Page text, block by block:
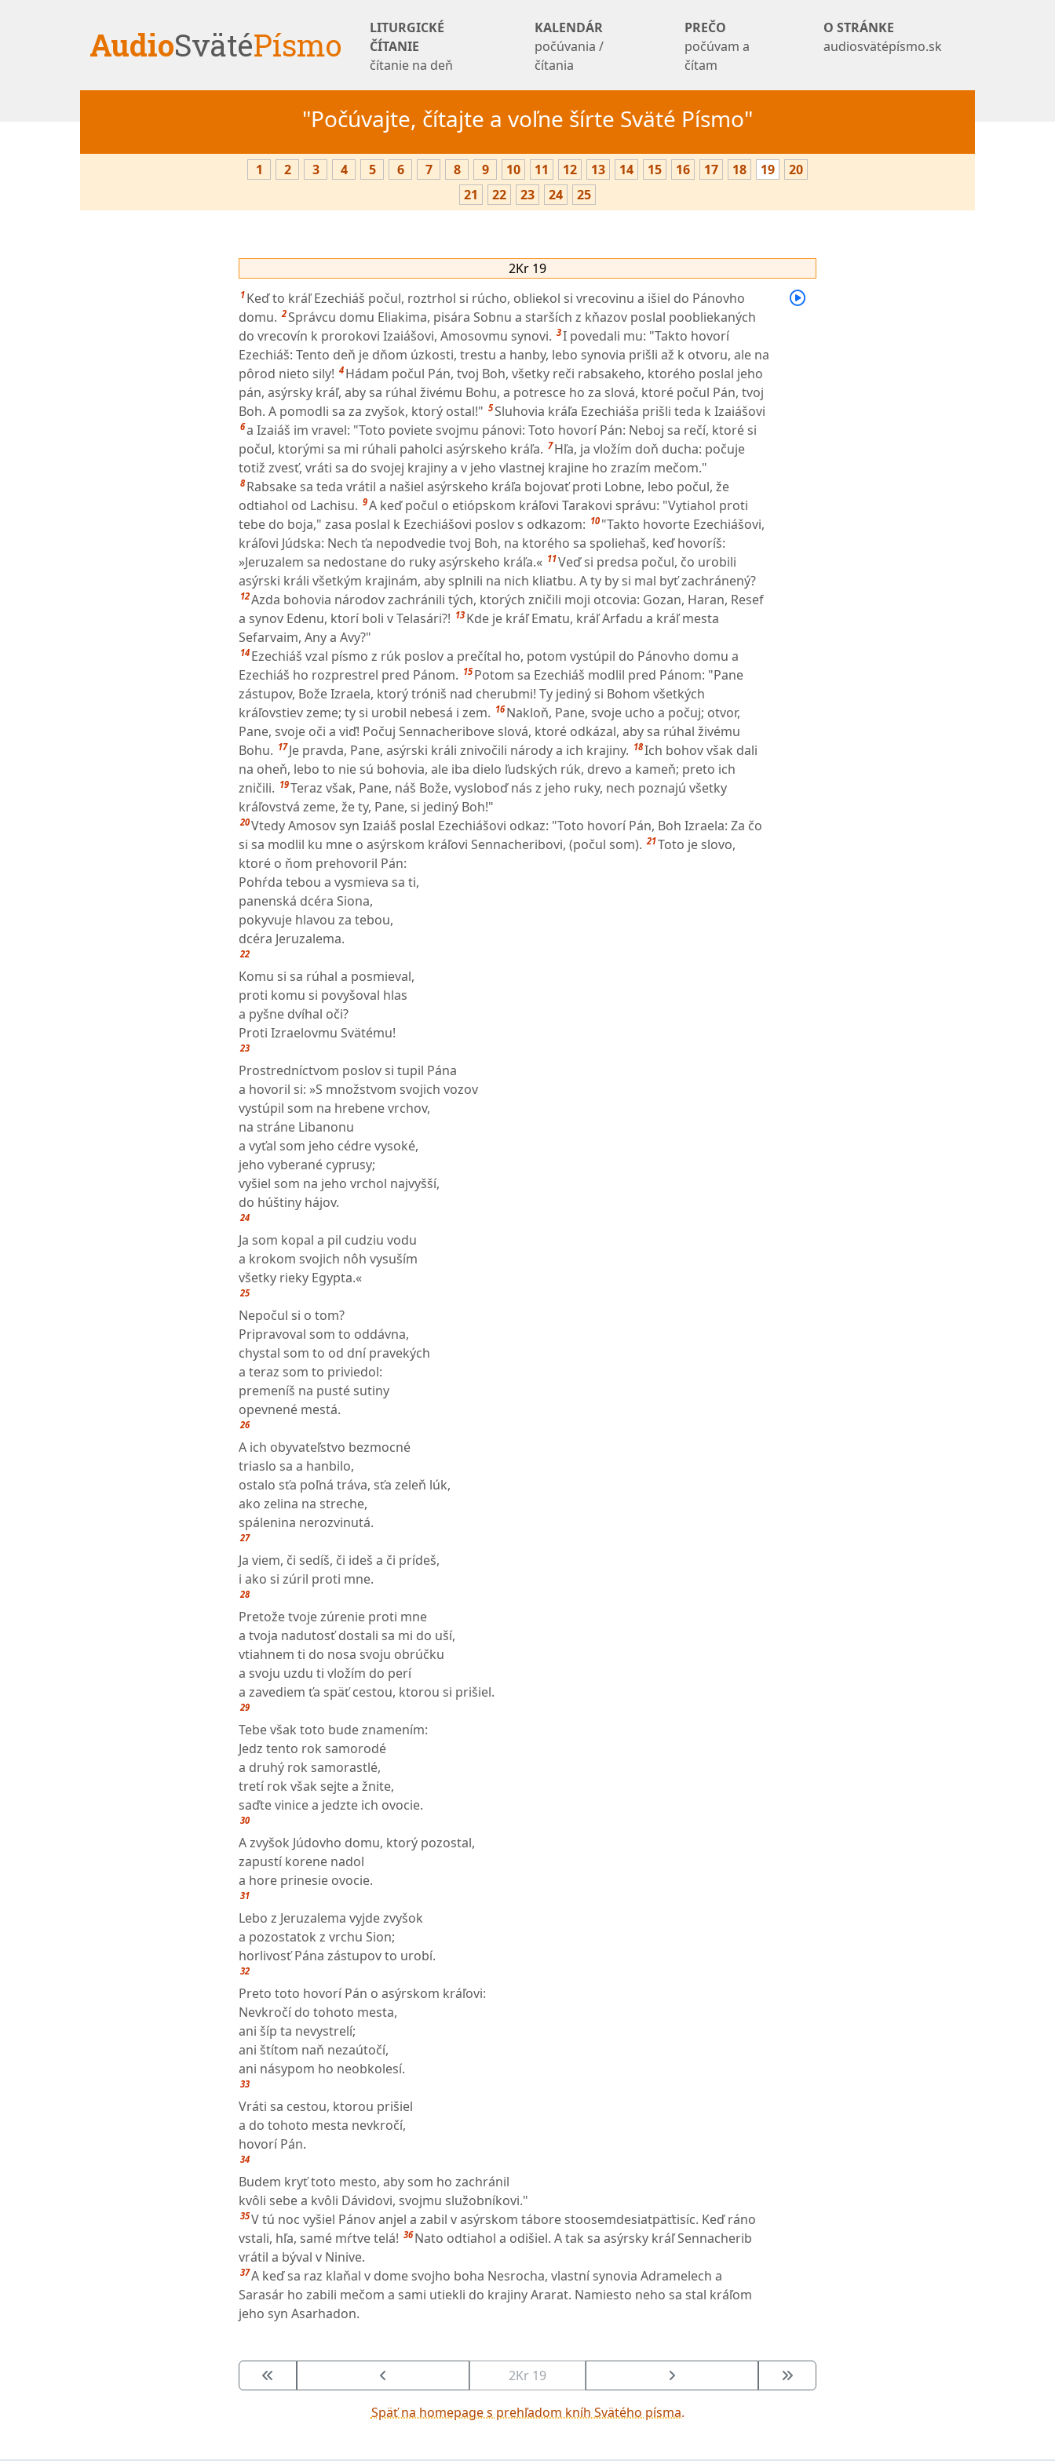
AudioSvätéPísmo
LITURGICKÉ
ČÍTANIE
čítanie na deň
KALENDÁR
počúvania /
čítania
PREČO
počúvam a
čítam
O STRÁNKE
audiosvätépísmo.sk
"Počúvajte, čítajte a voľne šírte Sväté Písmo"
1 2 3 4 5 6 7 8 9 10 11 12 13 14 15 16 17 18 19
20
21
22 23 24 25
2Kr 19
1 Keď to kráľ Ezechiáš počul, roztrhol si rúcho, obliekol si vrecovinu a išiel do Pánovho
domu. 2Správcu domu Eliakima, pisára Sobnu a starších z kňazov poslal poobliekaných
do vrecovín k prorokovi Izaiášovi, Amosovmu synovi. 3I povedali mu: "Takto hovorí
Ezechiáš: Tento deň je dňom úzkosti, trestu a hanby, lebo synovia prišli až k otvoru, ale na
pôrod nieto sily! 4 Hádam počul Pán, tvoj Boh, všetky reči rabsakeho, ktorého poslal jeho
pán, asýrsky kráľ, aby sa rúhal živému Bohu, a potresce ho za slová, ktoré počul Pán, tvoj
Boh. A pomodli sa za zvyšok, ktorý ostal!" 5Sluhovia kráľa Ezechiáša prišli teda k Izaiášovi
6a Izaiáš im vravel: "Toto poviete svojmu pánovi: Toto hovorí Pán: Neboj sa rečí, ktoré si
počul, ktorými sa mi rúhali paholci asýrskeho kráľa. 7 Hľa, ja vložím doň ducha: počuje
totiž zvesť, vráti sa do svojej krajiny a v jeho vlastnej krajine ho zrazím mečom."
8 Rabsake sa teda vrátil a našiel asýrskeho kráľa bojovať proti Lobne, lebo počul, že
odtiahol od Lachisu. 9A keď počul o etiópskom kráľovi Tarakovi správu: "Vytiahol proti
tebe do boja," zasa poslal k Ezechiášovi poslov s odkazom: 10 "Takto hovorte Ezechiášovi,
kráľovi Júdska: Nech ťa nepodvedie tvoj Boh, na ktorého sa spoliehaš, keď hovoríš:
»Jeruzalem sa nedostane do ruky asýrskeho kráľa.« 11Veď si predsa počul, čo urobili
asýrski králi všetkým krajinám, aby splnili na nich kliatbu. A ty by si mal byť zachránený?
12Azda bohovia národov zachránili tých, ktorých zničili moji otcovia: Gozan, Haran, Resef
a synov Edenu, ktorí boli v Telasári?! 13 Kde je kráľ Ematu, kráľ Arfadu a kráľ mesta
Sefarvaim, Any a Avy?"
14 Ezechiáš vzal písmo z rúk poslov a prečítal ho, potom vystúpil do Pánovho domu a
Ezechiáš ho rozprestrel pred Pánom. 15 Potom sa Ezechiáš modlil pred Pánom: "Pane
zástupov, Bože Izraela, ktorý tróniš nad cherubmi! Ty jediný si Bohom všetkých
kráľovstiev zeme; ty si urobil nebesá i zem. 16 Nakloň, Pane, svoje ucho a počuj; otvor,
Pane, svoje oči a viď! Počuj Sennacheribove slová, ktoré odkázal, aby sa rúhal živému
Bohu. 17 Je pravda, Pane, asýrski králi znivočili národy a ich krajiny. 18Ich bohov však dali
na oheň, lebo to nie sú bohovia, ale iba dielo ľudských rúk, drevo a kameň; preto ich
zničili. 19Teraz však, Pane, náš Bože, vysloboď nás z jeho ruky, nech poznajú všetky
kráľovstvá zeme, že ty, Pane, si jediný Boh!"
20Vtedy Amosov syn Izaiáš poslal Ezechiášovi odkaz: "Toto hovorí Pán, Boh Izraela: Za čo
si sa modlil ku mne o asýrskom kráľovi Sennacheribovi, (počul som). 21Toto je slovo,
ktoré o ňom prehovoril Pán:
Pohŕda tebou a vysmieva sa ti,
panenská dcéra Siona,
pokyvuje hlavou za tebou,
dcéra Jeruzalema.
22
Komu si sa rúhal a posmieval,
proti komu si povyšoval hlas
a pyšne dvíhal oči?
Proti Izraelovmu Svätému!
23
Prostredníctvom poslov si tupil Pána
a hovoril si: »S množstvom svojich vozov
vystúpil som na hrebene vrchov,
na stráne Libanonu
a vyťal som jeho cédre vysoké,
jeho vyberané cyprusy;
vyšiel som na jeho vrchol najvyšší,
do húštiny hájov.
24
Ja som kopal a pil cudziu vodu
a krokom svojich nôh vysuším
všetky rieky Egypta.«
25
Nepočul si o tom?
Pripravoval som to oddávna,
chystal som to od dní pravekých
a teraz som to priviedol:
premeníš na pusté sutiny
opevnené mestá.
26
A ich obyvateľstvo bezmocné
triaslo sa a hanbilo,
ostalo sťa poľná tráva, sťa zeleň lúk,
ako zelina na streche,
spálenina nerozvinutá.
27
Ja viem, či sedíš, či ideš a či prídeš,
i ako si zúril proti mne.
28
Pretože tvoje zúrenie proti mne
a tvoja nadutosť dostali sa mi do uší,
vtiahnem ti do nosa svoju obrúčku
a svoju uzdu ti vložím do perí
a zavediem ťa späť cestou, ktorou si prišiel.
29
Tebe však toto bude znamením:
Jedz tento rok samorodé
a druhý rok samorastlé,
tretí rok však sejte a žnite,
saďte vinice a jedzte ich ovocie.
30
A zvyšok Júdovho domu, ktorý pozostal,
zapustí korene nadol
a hore prinesie ovocie.
31
Lebo z Jeruzalema vyjde zvyšok
a pozostatok z vrchu Sion;
horlivosť Pána zástupov to urobí.
32
Preto toto hovorí Pán o asýrskom kráľovi:
Nevkročí do tohoto mesta,
ani šíp ta nevystrelí;
ani štítom naň nezaútočí,
ani násypom ho neobkolesí.
33
Vráti sa cestou, ktorou prišiel
a do tohoto mesta nevkročí,
hovorí Pán.
34
Budem kryť toto mesto, aby som ho zachránil
kvôli sebe a kvôli Dávidovi, svojmu služobníkovi."
35V tú noc vyšiel Pánov anjel a zabil v asýrskom tábore stoosemdesiatpäťtisíc. Keď ráno
vstali, hľa, samé mŕtve telá! 36 Nato odtiahol a odišiel. A tak sa asýrsky kráľ Sennacherib
vrátil a býval v Ninive.
37A keď sa raz klaňal v dome svojho boha Nesrocha, vlastní synovia Adramelech a
Sarasár ho zabili mečom a sami utiekli do krajiny Ararat. Namiesto neho sa stal kráľom
jeho syn Asarhadon.
2Kr 19
Späť na homepage s prehľadom kníh Svätého písma.